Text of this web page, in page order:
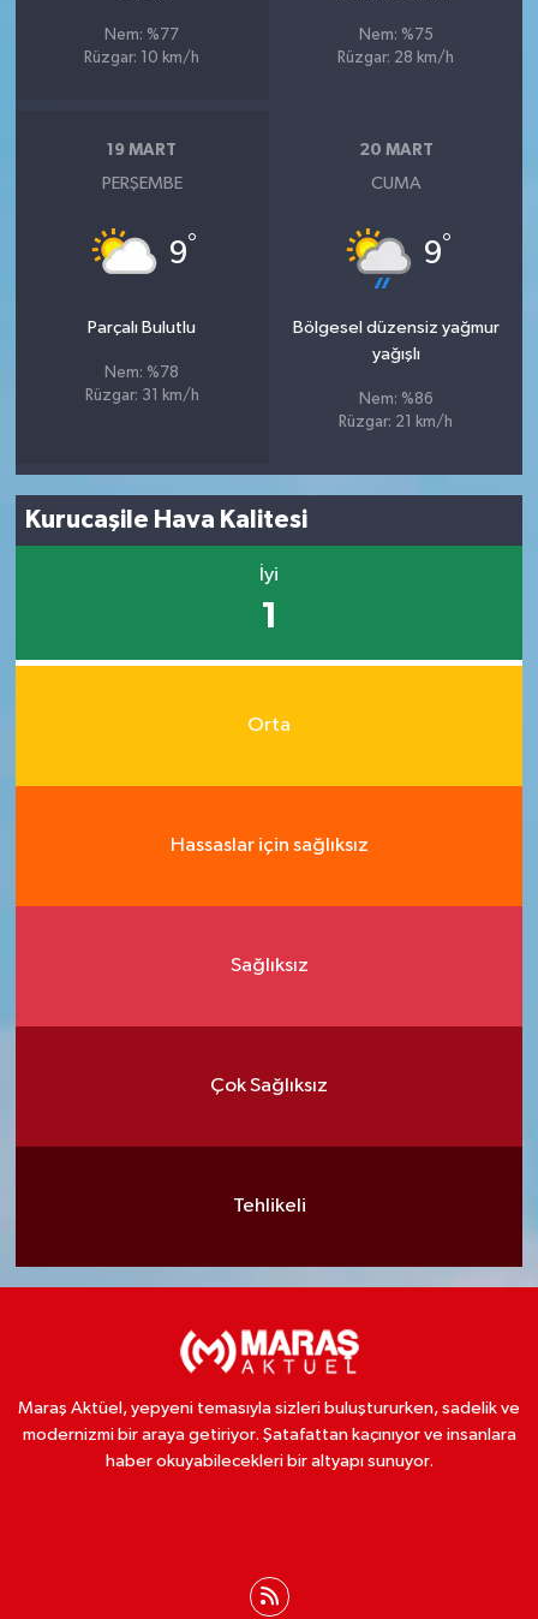
Nem: %77
Rüzgar: 10 km/h
Nem: %75
Rüzgar: 28 km/h
19 MART
PERŞEMBE
9°
Parçalı Bulutlu
Nem: %78
Rüzgar: 31 km/h
20 MART
CUMA
9°
Bölgesel düzensiz yağmur
yağışlı
Nem: %86
Rüzgar: 21 km/h
Kurucaşile Hava Kalitesi
İyi
1
Orta
Hassaslar için sağlıksız
Sağlıksız
Çok Sağlıksız
Tehlikeli
Maraş Aktüel, yepyeni temasıyla sizleri buluştururken, sadelik ve
modernizmi bir araya getiriyor. Şatafattan kaçınıyor ve insanlara
haber okuyabilecekleri bir altyapı sunuyor.